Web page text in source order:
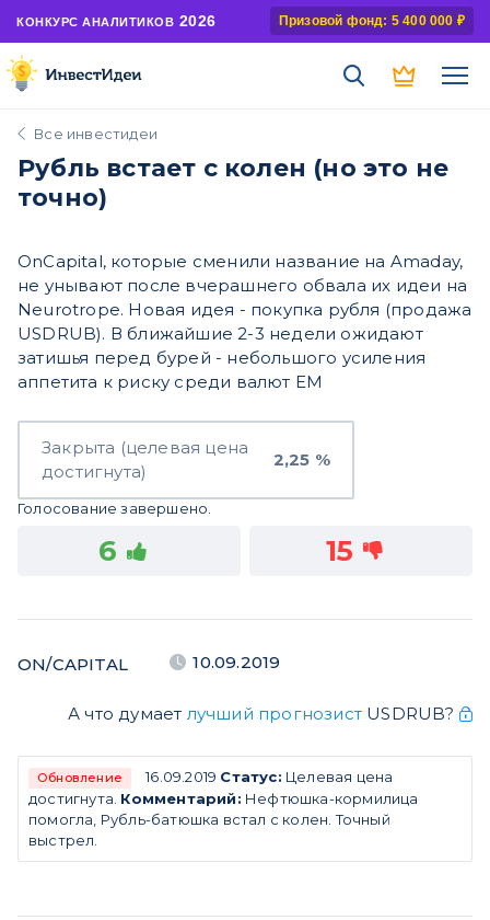
КОНКУРС АНАЛИТИКОВ 2026 Призовой фонд: 5 400 000 ₽
Все инвестидеи
Рубль встает с колен (но это не
точно)
OnCapital, которые сменили название на Amaday,
не унывают после вчерашнего обвала их идеи на
Neurotrope. Новая идея - покупка рубля (продажа
USDRUB). В ближайшие 2-3 недели ожидают
затишья перед бурей - небольшого усиления
аппетита к риску среди валют ЕМ
Закрыта (целевая цена
достигнута)
2,25 %
Голосование завершено.
6 15
ON/CAPITAL 10.09.2019
А что думает лучший прогнозистUSDRUB?
Обновление 16.09.2019 Статус: Целевая цена
достигнута. Комментарий: Нефтюшка-кормилица
помогла, Рубль-батюшка встал с колен. Точный
выстрел.